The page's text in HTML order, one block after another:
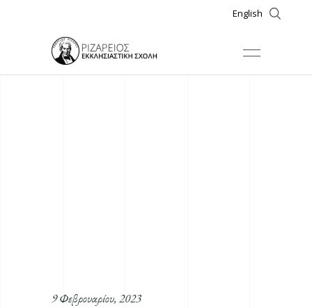
English
9 Φεβρουαρίου, 2023